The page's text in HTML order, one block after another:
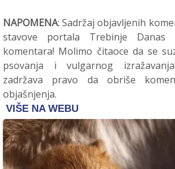
NAPOMENA: Sadržaj objavljenih
stavove portala Trebinje Danas
komentara! Molimo čitaoce da se
psovanja i vulgarnog
zadržava pravo da obriše
objašnjenja.